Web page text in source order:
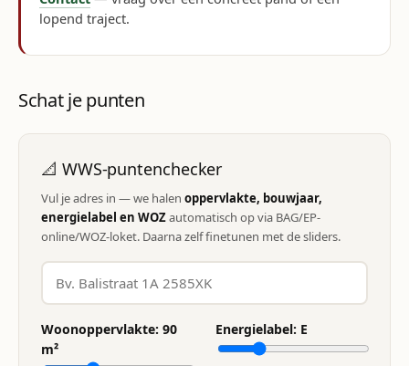
lopend traject.
Schat je punten
📐 WWS-puntenchecker
Vul je adres in — we halen oppervlakte, bouwjaar,
energielabel en WOZautomatisch op via BAG/EP-
online/WOZ-loket. Daarna zelf finetunen met de sliders.
Woonoppervlakte: 90
m²
Energielabel: E